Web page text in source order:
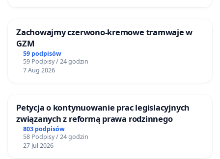
Zachowajmy czerwono-kremowe tramwaje w
GZM
59 podpisów
59 Podpisy / 24 godzin
7 Aug 2026
Petycja o kontynuowanie prac legislacyjnych
związanych z reformą prawa rodzinnego
803 podpisów
58 Podpisy / 24 godzin
27 Jul 2026